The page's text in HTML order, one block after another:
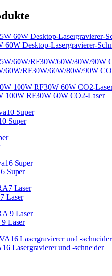
Desktop-Lasergravierer-
60W/RF30W/60W/80W/90W
100W RF30W 60W CO2-Laser
Super
Super
Laser
Laser
Lasergravierer und -schneider